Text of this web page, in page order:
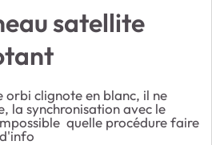
satellite
orbi clignote en blanc, il ne
la synchronisation avec le
quelle procédure faire